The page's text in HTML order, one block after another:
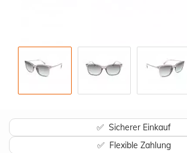
✅ Sicherer Einkauf
✅ Flexible Zahlung